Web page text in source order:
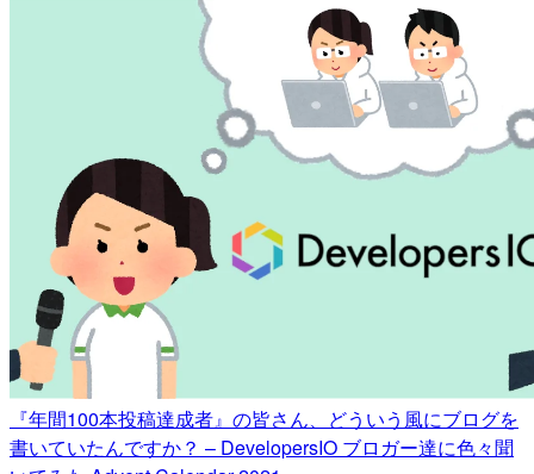
『年間100本投稿達成者』の皆さん、どういう風にブログを
書いていたんですか？ – DevelopersIO ブロガー達に色々聞